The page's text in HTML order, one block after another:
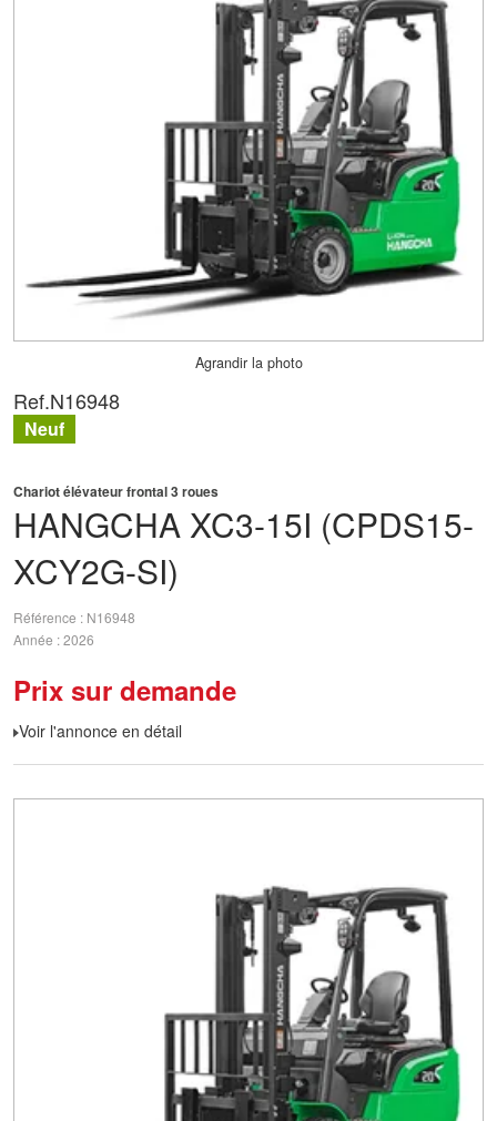
Agrandir la photo
HANGCHA XC3-15I (CPDS15-
XCY2G-SI)
Chariot élévateur frontal 3 roues
Référence
N16948
Année 2026
Prix sur demande
Voir l'annonce en détail
Ref.N16948
Neuf